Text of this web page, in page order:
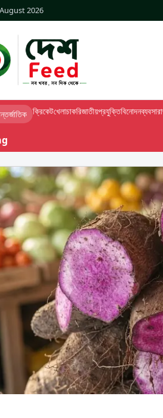
2026
ক্রিকেটখেলাচাকরিজাতীয়প্রযুক্তিবিনোদনব্যবসা